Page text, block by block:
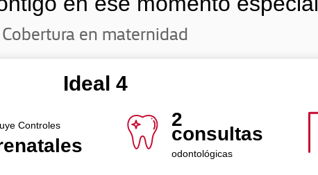
Cobertura en maternidad
Ideal 4
Controles 2
consultas
odontológicas